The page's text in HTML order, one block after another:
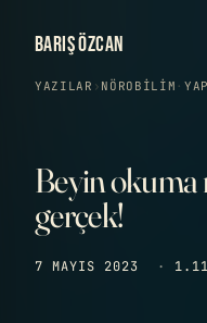
BARIŞ ÖZCAN
YAZILAR › NÖROBILIM ·
Beyin okuma
gerçek!
7 MAYIS 2023 ·